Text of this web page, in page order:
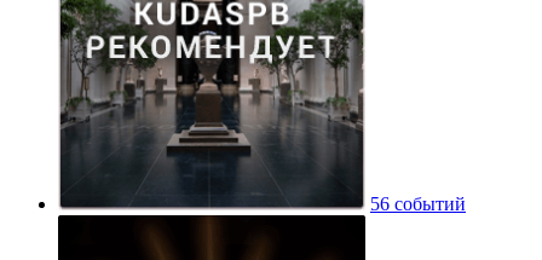
56 событий